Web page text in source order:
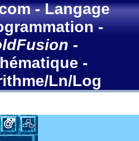
-Langage
-
-
-
Ln/Log